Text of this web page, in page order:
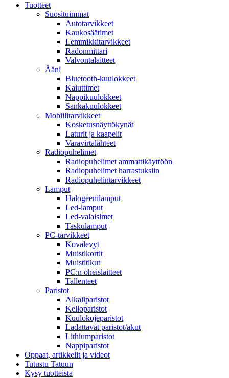
Tuotteet
Suosituimmat
Autotarvikkeet
Kaukosäätimet
Lemmikkitarvikkeet
Radonmittari
Valvontalaitteet
Ääni
Bluetooth-kuulokkeet
Kaiuttimet
Nappikuulokkeet
Sankakuulokkeet
Mobiilitarvikkeet
Kosketusnäyttökynät
Laturit ja kaapelit
Varavirtalähteet
Radiopuhelimet
Radiopuhelimet ammattikäyttöön
Radiopuhelimet harrastuksiin
Radiopuhelintarvikkeet
Lamput
Halogeenilamput
Led-lamput
Led-valaisimet
Taskulamput
PC-tarvikkeet
Kovalevyt
Muistikortit
Muistitikut
PC:n oheislaitteet
Tallenteet
Paristot
Alkaliparistot
Kelloparistot
Kuulokojeparistot
Ladattavat paristot/akut
Lithiumparistot
Nappiparistot
Oppaat, artikkelit ja videot
Tutustu Tatuun
Kysy tuotteista